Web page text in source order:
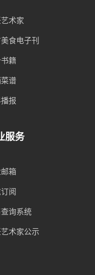
术家
食电子刊
籍
谱
报
服务
箱
阅
询系统
术家公示